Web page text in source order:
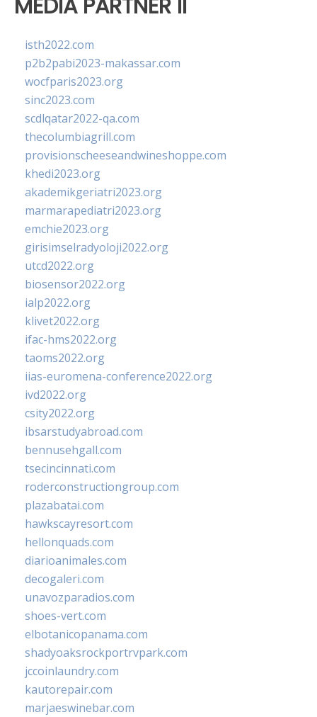
isth2022.com
p2b2pabi2023-makassar.com
wocfparis2023.org
sinc2023.com
scdlqatar2022-qa.com
thecolumbiagrill.com
provisionscheeseandwineshoppe.com
khedi2023.org
akademikgeriatri2023.org
marmarapediatri2023.org
emchie2023.org
girisimselradyoloji2022.org
utcd2022.org
biosensor2022.org
ialp2022.org
klivet2022.org
ifac-hms2022.org
taoms2022.org
iias-euromena-conference2022.org
ivd2022.org
csity2022.org
ibsarstudyabroad.com
bennusehgall.com
tsecincinnati.com
roderconstructiongroup.com
plazabatai.com
hawkscayresort.com
hellonquads.com
diarioanimales.com
decogaleri.com
unavozparadios.com
shoes-vert.com
elbotanicopanama.com
shadyoaksrockportrvpark.com
jccoinlaundry.com
kautorepair.com
marjaeswinebar.com